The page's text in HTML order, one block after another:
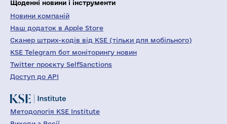
Щоденні новини і інструменти
Новини компаній
Наш додаток в Apple Store
Сканер штрих-кодів від KSE (тільки для мобільного)
KSE Telegram бот моніторингу новин
Twitter проєкту SelfSanctions
Доступ до API
Методологія KSE Institute